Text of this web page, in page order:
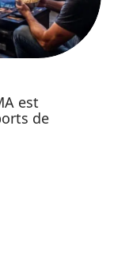
est
de